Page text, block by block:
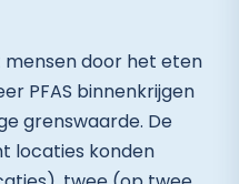
door het eten
PFAS binnenkrijgen
grenswaarde. De
locaties konden